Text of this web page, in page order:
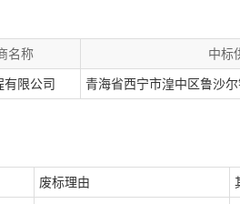
名称 中标
有限公司 青海省西宁市湟中区鲁沙
废标理由